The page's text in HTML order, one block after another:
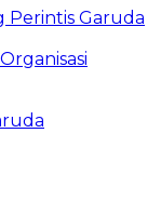
Perintis Garuda